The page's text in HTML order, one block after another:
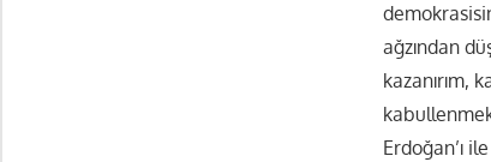
ağzından
kazanırım,
Erdoğan’ı